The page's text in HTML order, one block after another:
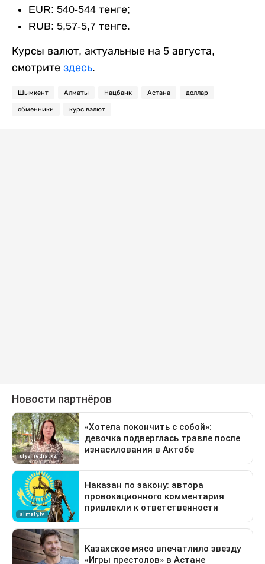
EUR: 540-544 тенге;
RUB: 5,57-5,7 тенге.
Курсы валют, актуальные на 5 августа,
смотрите здесь.
Шымкент Алматы Нацбанк Астана доллар
обменники курс валют